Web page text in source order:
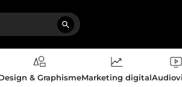
& GraphismeMarketing digital